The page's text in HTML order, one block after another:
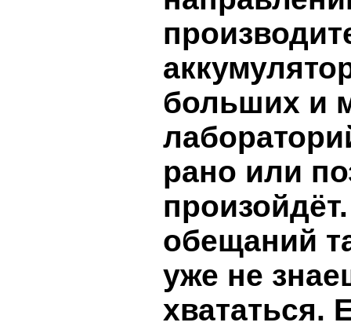
больших и
рано или
обещаний
уже не
хвататься.